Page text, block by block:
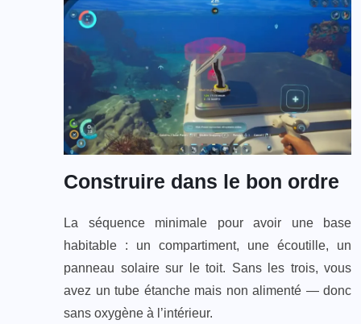
Construire dans le bon ordre
La séquence minimale pour avoir une base
habitable : un compartiment, une écoutille, un
panneau solaire sur le toit. Sans les trois, vous
avez un tube étanche mais non alimenté — donc
sans oxygène à l’intérieur.